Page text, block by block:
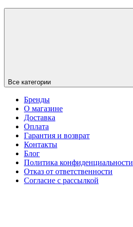
Все категории
Бренды
О магазине
Доставка
Оплата
Гарантия и возврат
Контакты
Блог
Политика конфиденциальности
Отказ от ответственности
Согласие с рассылкой